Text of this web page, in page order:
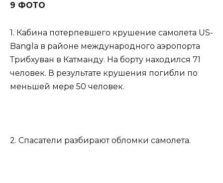
9 ФОТО
1. Кабина потерпевшего крушение самолета US-
Bangla в районе международного аэропорта
Трибхуван в Катманду. На борту находился 71
человек. В результате крушения погибли по
меньшей мере 50 человек.
2. Спасатели разбирают обломки самолета.